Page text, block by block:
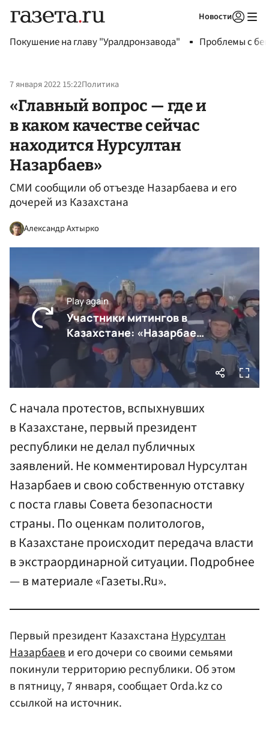
Новости
Покушение на главу "Уралдронзавода" Проблемы с
7 января 2022 15:22Политика
«Главный вопрос — где и
в каком качестве сейчас
находится Нурсултан
Назарбаев»
СМИ сообщили об отъезде Назарбаева и его
дочерей из Казахстана
Александр Ахтырко
С начала протестов, вспыхнувших
в Казахстане, первый президент
республики не делал публичных
заявлений. Не комментировал Нурсултан
Назарбаев и свою собственную отставку
с поста главы Совета безопасности
страны. По оценкам политологов,
в Казахстане происходит передача власти
в экстраординарной ситуации. Подробнее
— в материале «Газеты.Ru».
Первый президент Казахстана Нурсултан
Назарбаев и его дочери со своими семьями
покинули территорию республики. Об этом
в пятницу, 7 января, сообщает Orda.kz со
ссылкой на источник.